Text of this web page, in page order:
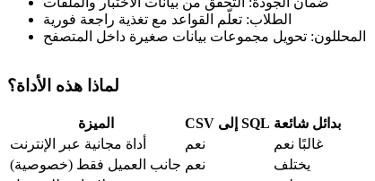
الطلاب: تعلّم القواعد مع تغذية راجعة فورية
المحللون: تحويل مجموعات بيانات صغيرة داخل المتصفح
لماذا هذه الأداة؟
الميزة CSV إلى SQL بدائل شائعة
أداة مجانية عبر الإنترنت
نعم
غالبًا نعم
جانب العميل فقط (خصوصية) نعم
يختلف